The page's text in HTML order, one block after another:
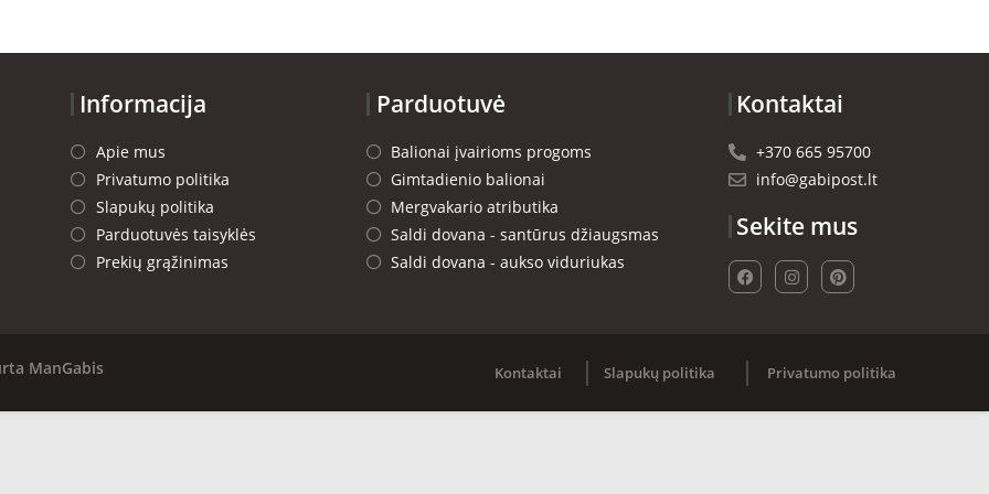
Informacija
Apie mus
Privatumo politika
Slapukų politika
Parduotuvės taisyklės
Prekių grąžinimas
Parduotuvė
Balionai įvairioms progoms
Gimtadienio balionai
Mergvakario atributika
Saldi dovana - santūrus džiaugsmas
Saldi dovana - aukso viduriukas
Kontaktai
+370 665 95700
info@gabipost.lt
Sekite mus
ManGabis Kontaktai Slapukų politika Privatumo politika